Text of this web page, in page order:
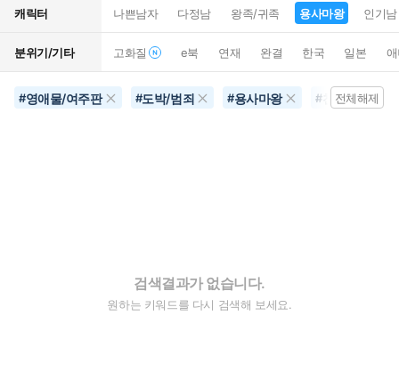
캐릭터 나쁜남자 다정남 왕족/귀족 용사마왕 인기남
분위기/기타 고화질 e북 연재 완결 한국 일본
#영애물/여주판 #도박/범죄 #용사마왕 #천재전체해제
검색결과가 없습니다.
원하는 키워드를 다시 검색해 보세요.